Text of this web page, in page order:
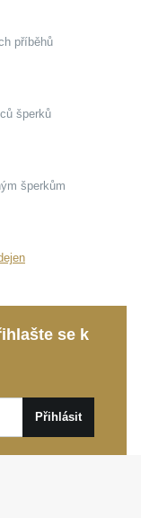
s
zirkon odráží
klapka
a jistotu, že
jsou ideální
jako
vyjádříte
příběhů
šperků
šperkům
se k
Přihlásit